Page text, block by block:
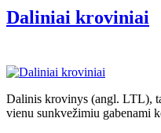
Daliniai kroviniai
Dalinis krovinys (angl. LTL),
vienu sunkvežimiu gabenami